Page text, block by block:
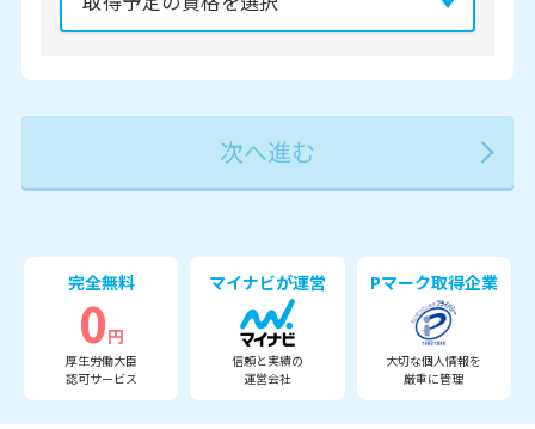
2027年 2028年 2029年 3月
完全無料
0円
厚生労働大臣
認可サービス
マイナビが運営
信頼と実績の
運営会社
Pマーク取得企業
大切な個人情報を
厳重に管理